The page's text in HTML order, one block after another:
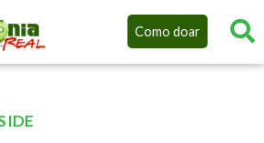
Como doar